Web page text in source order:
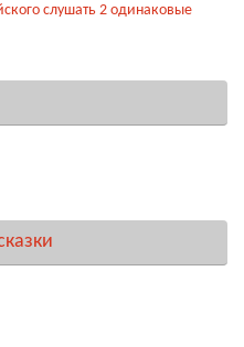
слушать 2 одинаковые